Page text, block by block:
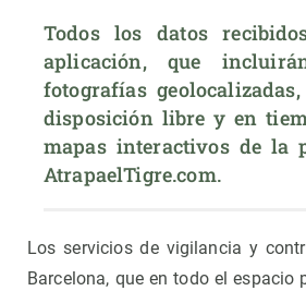
Todos los datos
aplicación, que
fotografías
disposición libre y en
mapas interactivos de la
AtrapaelTigre.com.
Los servicios de vigilancia y
Barcelona, ​​que en todo el espacio